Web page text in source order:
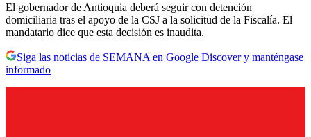
El gobernador de Antioquia deberá seguir con detención
domiciliaria tras el apoyo de la CSJ a la solicitud de la Fiscalía. El
mandatario dice que esta decisión es inaudita.
Siga las noticias de SEMANA en Google Discover y manténgase
informado